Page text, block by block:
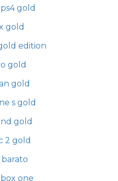
gold
gold
edition
gold
gold
s gold
gold
2 gold
one